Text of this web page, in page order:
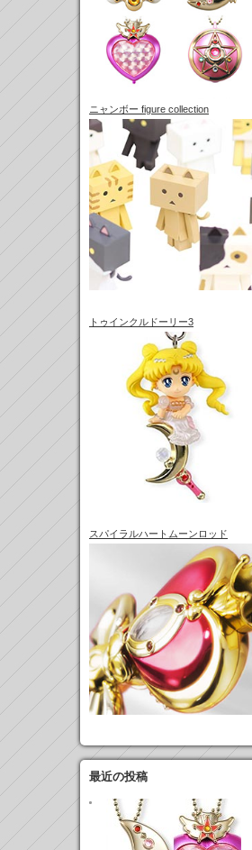
ニャンボー figure collection
トゥインクルドーリー3
スパイラルハートムーンロッド
最近の投稿